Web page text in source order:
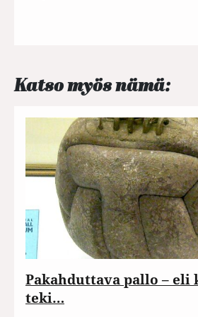
Katso myös nämä:
Pakahduttava pallo – eli
teki…